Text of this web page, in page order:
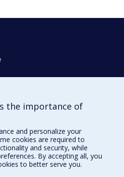
the importance of
and personalize your
cookies are required to
and security, while
By accepting all, you
to better serve you.